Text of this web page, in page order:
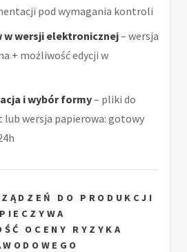
pod wymagania kontroli
w wersji elektronicznej– wersja
+ możliwość edycji w
i wybór formy– pliki do
lub wersja papierowa: gotowy
DO PRODUKCJI
PIECZYWA
OCENY RYZYKA